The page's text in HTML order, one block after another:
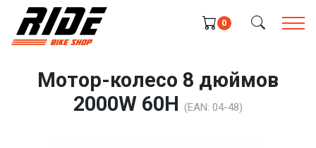
0
Мотор-колесо 8 дюймов
2000W 60H (EAN: 04-48)